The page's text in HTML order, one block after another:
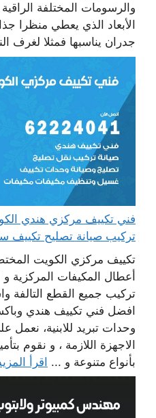
والرسومات المختلفة
الأبعاد الذي يعطي منظرا
جدران يناسبها فمثلا لغرف
تركيب صيانة تصليح تكييف
تكييف مركزي الكويت
أعطال المكيفات المركزية و
تركيب جميع القطع التالفة
افضل فني تكييف هندي
وحدات تبريد للابنية، نعمل
الاجهزة اللازمة ، و نقوم
بأنواع متنوعة و ... اقرأ